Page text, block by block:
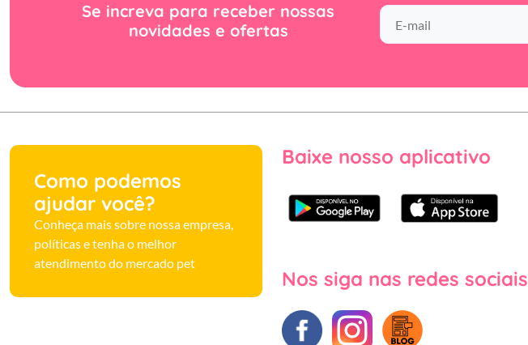
Se increva para receber nossas
novidades e ofertas
Como podemos
ajudar você?
Conheça mais sobre nossa empresa,
políticas e tenha o melhor
atendimento do mercado pet
Baixe nosso aplicativo
Nos siga nas redes sociais